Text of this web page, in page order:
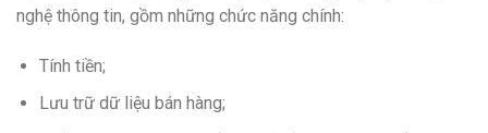
nghệ thông tin, gồm những chức năng chính:
Tính tiền;
Lưu trữ dữ liệu bán hàng;